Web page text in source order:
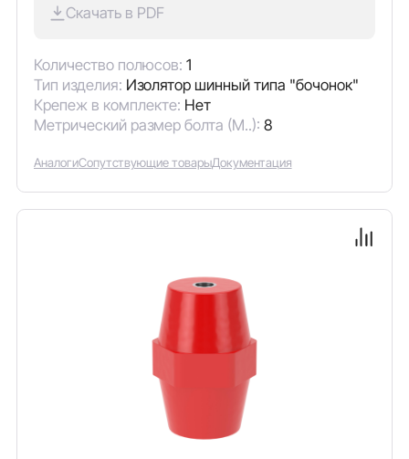
Скачать в PDF
Количество полюсов: 1
Тип изделия: Изолятор шинный типа "бочонок"
Крепеж в комплекте: Нет
Метрический размер болта (М..): 8
АналогиСопутствующие товарыДокументация